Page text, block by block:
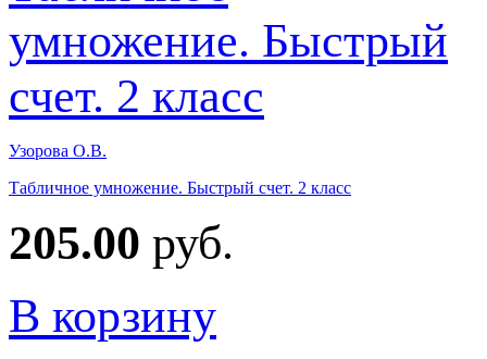
Узорова О.В.
Табличное умножение. Быстрый счет. 2 класс
205.00 руб.
В корзину